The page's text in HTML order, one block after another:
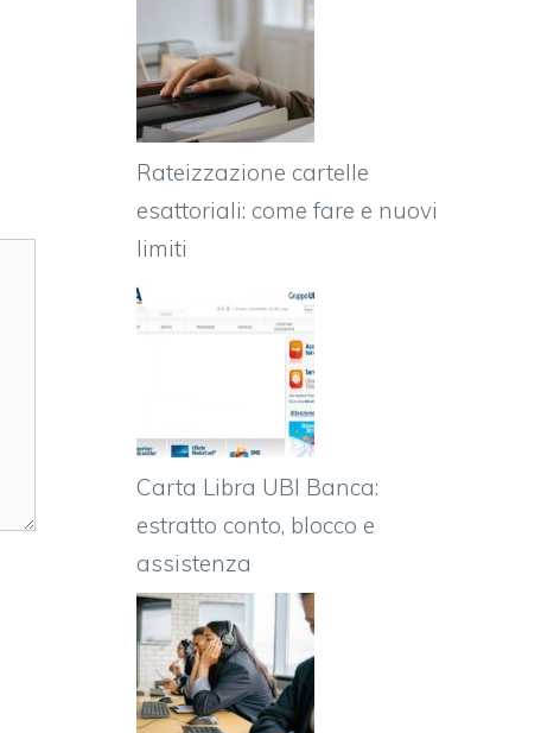
Rateizzazione cartelle
esattoriali: come fare e nuovi
limiti
Carta Libra UBI Banca:
estratto conto, blocco e
assistenza